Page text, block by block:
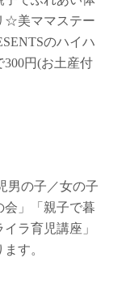
☆美ママステー
のハイハ
円(お土産付
男の子／女の子
会」「親子で暮
ラ育児講座」
す。